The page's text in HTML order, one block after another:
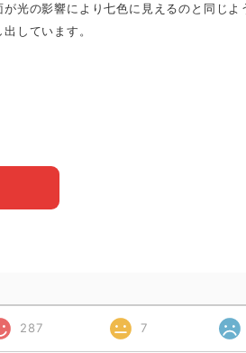
光の影響により七⾊に⾒えるのと同じ
しています。
287 7